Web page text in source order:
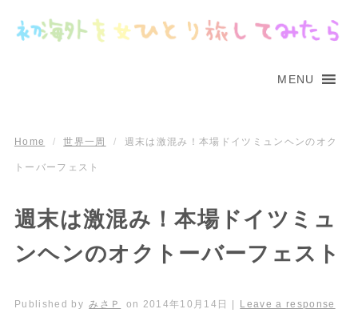
MENU
Home / 世界一周 / 週末は激混み！本場ドイツミュンヘンのオク
トーバーフェスト
週末は激混み！本場ドイツミュ
ンヘンのオクトーバーフェスト
Published by みさＰ on 2014年10月14日 | Leave a response